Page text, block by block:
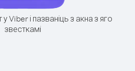
Viber і пазваніць з акна з яго
звесткамі